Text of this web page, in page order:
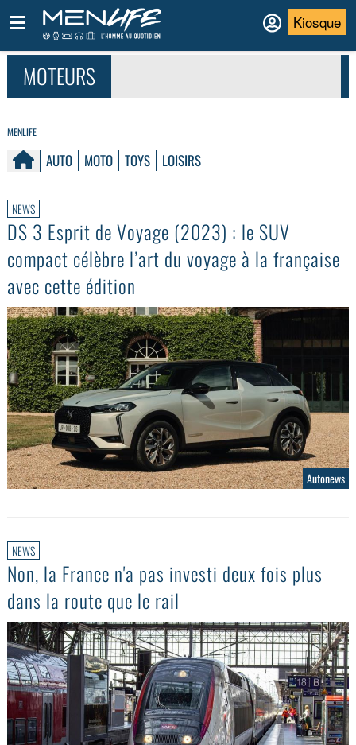
Kiosque
MOTEURS
MENLIFE
AUTO MOTO TOYS LOISIRS
NEWS
DS 3 Esprit de Voyage (2023) : le SUV
compact célèbre l’art du voyage à la française
avec cette édition
Autonews
NEWS
Non, la France n'a pas investi deux fois plus
dans la route que le rail